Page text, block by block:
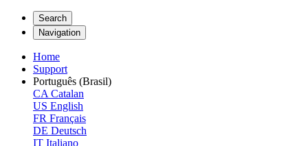
Search
Navigation
Home
Support
Português (Brasil)
CA Catalan
US English
FR Français
DE Deutsch
IT Italiano